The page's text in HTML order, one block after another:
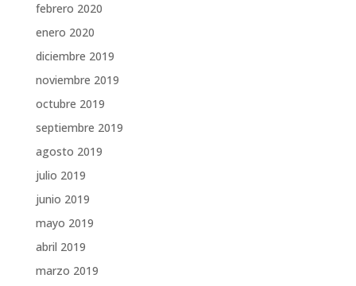
febrero 2020
enero 2020
diciembre 2019
noviembre 2019
octubre 2019
septiembre 2019
agosto 2019
julio 2019
junio 2019
mayo 2019
abril 2019
marzo 2019